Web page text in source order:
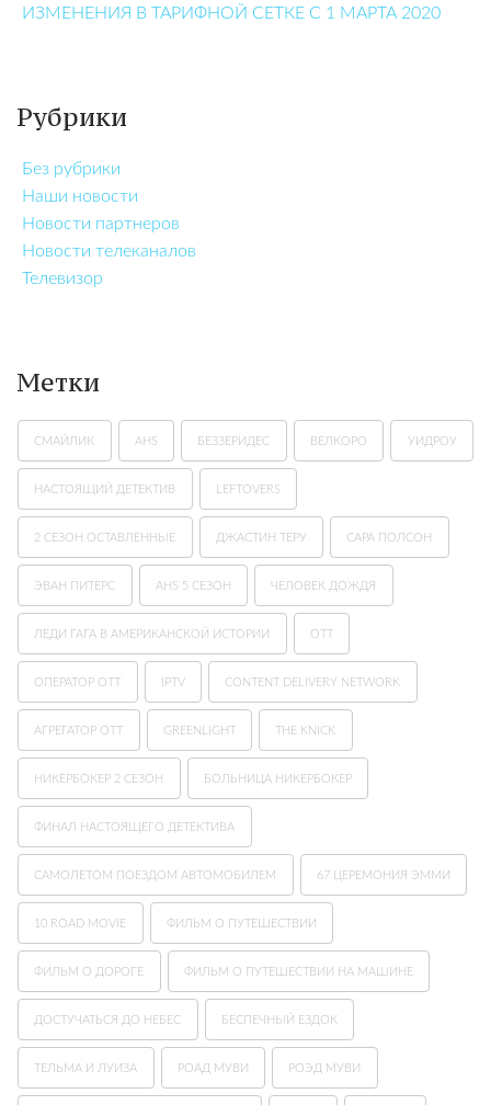
ИЗМЕНЕНИЯ В ТАРИФНОЙ СЕТКЕ С 1 МАРТА 2020
Рубрики
Без рубрики
Наши новости
Новости партнеров
Новости телеканалов
Телевизор
Метки
СМАЙЛИК AHS БЕЗЗЕРИДЕС ВЕЛКОРО УИДРОУ
НАСТОЯЩИЙ ДЕТЕКТИВ LEFTOVERS
2 СЕЗОН ОСТАВЛЕННЫЕ ДЖАСТИН ТЕРУ САРА ПОЛСОН
ЭВАН ПИТЕРС AHS 5 СЕЗОН ЧЕЛОВЕК ДОЖДЯ
ЛЕДИ ГАГА В АМЕРИКАНСКОЙ ИСТОРИИ ОТТ
ОПЕРАТОР OTT IPTV CONTENT DELIVERY NETWORK
АГРЕГАТОР OTT GREENLIGHT THE KNICK
НИКЕРБОКЕР 2 СЕЗОН БОЛЬНИЦА НИКЕРБОКЕР
ФИНАЛ НАСТОЯЩЕГО ДЕТЕКТИВА
САМОЛЕТОМ ПОЕЗДОМ АВТОМОБИЛЕМ 67 ЦЕРЕМОНИЯ ЭММИ
10 ROAD MOVIE ФИЛЬМ О ПУТЕШЕСТВИИ
ФИЛЬМ О ДОРОГЕ ФИЛЬМ О ПУТЕШЕСТВИИ НА МАШИНЕ
ДОСТУЧАТЬСЯ ДО НЕБЕС БЕСПЕЧНЫЙ ЕЗДОК
ТЕЛЬМА И ЛУИЗА РОАД МУВИ РОЭД МУВИ